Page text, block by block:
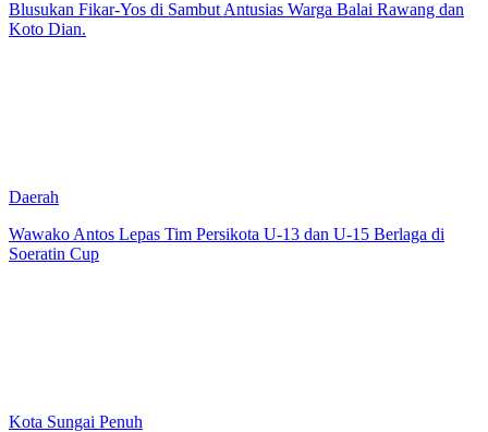
Blusukan Fikar-Yos di Sambut Antusias Warga Balai Rawang dan
Koto Dian.
Daerah
Wawako Antos Lepas Tim Persikota U-13 dan U-15 Berlaga di
Soeratin Cup
Kota Sungai Penuh